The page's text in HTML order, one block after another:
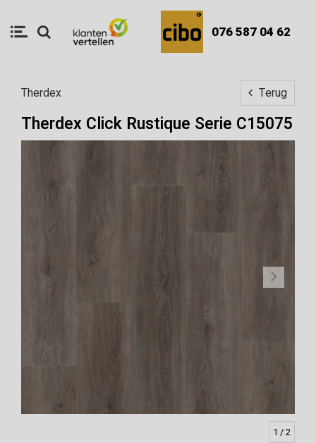
076 587 04 62
Therdex Terug
Therdex Click Rustique Serie C15075
1 / 2